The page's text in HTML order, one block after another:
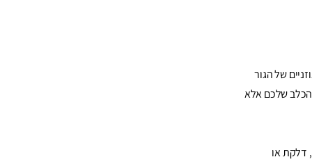
של הגור
הכלב שלכם אלא
דלקת או